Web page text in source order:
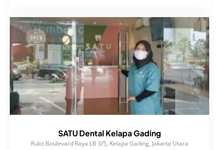
SATU Dental Kelapa Gading
Ruko Boulevard Raya LB 3/5, Kelapa Gading, Jakarta Utara